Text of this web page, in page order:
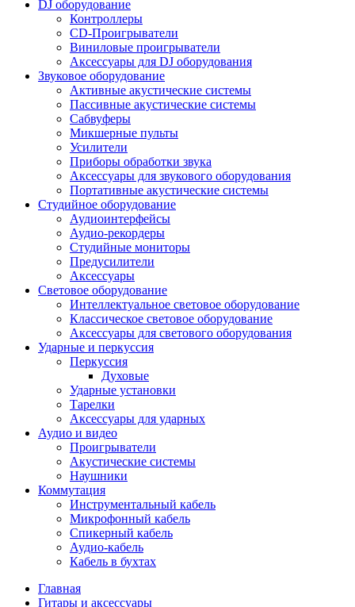
DJ оборудование
Контроллеры
CD-Проигрыватели
Виниловые проигрыватели
Аксессуары для DJ оборудования
Звуковое оборудование
Активные акустические системы
Пассивные акустические системы
Сабвуферы
Микшерные пульты
Усилители
Приборы обработки звука
Аксессуары для звукового оборудования
Портативные акустические системы
Студийное оборудование
Аудиоинтерфейсы
Аудио-рекордеры
Студийные мониторы
Предусилители
Аксессуары
Световое оборудование
Интеллектуальное световое оборудование
Классическое световое оборудование
Аксессуары для светового оборудования
Ударные и перкуссия
Перкуссия
Духовые
Ударные установки
Тарелки
Аксессуары для ударных
Аудио и видео
Проигрыватели
Акустические системы
Наушники
Коммутация
Инструментальный кабель
Микрофонный кабель
Спикерный кабель
Аудио-кабель
Кабель в бухтах
Главная
Гитары и аксессуары